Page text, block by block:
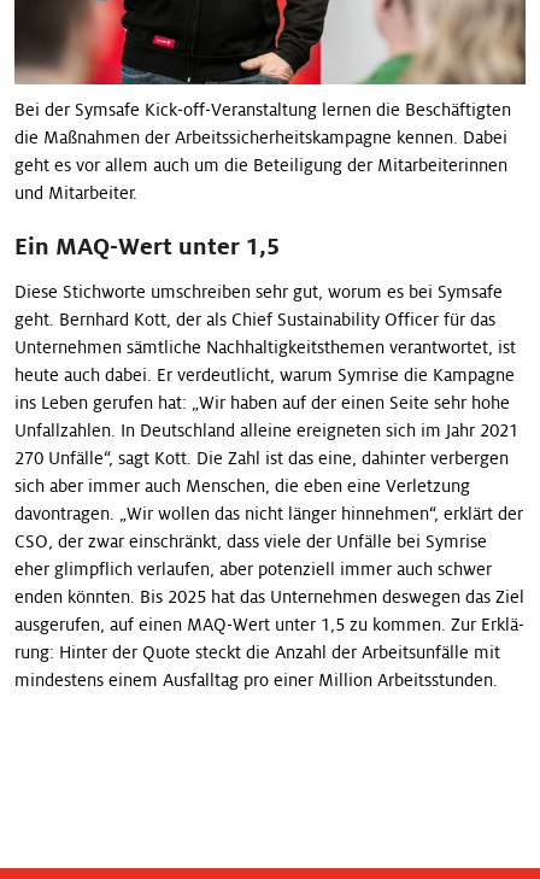
Bei der Symsafe Kick-off-Veranstaltung lernen die Beschäftigten
die Maßnahmen der Arbeitssicherheitskampagne kennen. Dabei
geht es vor allem auch um die Beteiligung der Mitarbeiterinnen
und Mitarbeiter.
Ein MAQ-Wert unter 1,5
Diese Stichworte umschreiben sehr gut, worum es bei Symsafe
geht. Bernhard Kott, der als Chief Sustainability Officer für das
Unternehmen sämtliche Nachhaltigkeitsthemen verantwortet, ist
heute auch dabei. Er verdeutlicht, warum Symrise die Kampagne
ins Leben gerufen hat: „Wir haben auf der einen Seite sehr hohe
Unfallzahlen. In Deutschland alleine ereigneten sich im Jahr 2021
270 Unfälle“, sagt Kott. Die Zahl ist das eine, dahinter verbergen
sich aber immer auch Menschen, die eben eine Verletzung
davontragen. „Wir wollen das nicht länger hinnehmen“, erklärt der
CSO, der zwar einschränkt, dass viele der Unfälle bei Symrise
eher glimpflich verlaufen, aber potenziell immer auch schwer
enden könnten. Bis 2025 hat das Unternehmen deswegen das Ziel
ausgerufen, auf einen MAQ-Wert unter 1,5 zu kommen. Zur Erklä­
rung: Hinter der Quote steckt die Anzahl der Arbeitsunfälle mit
mindestens einem Ausfalltag pro einer Million Arbeitsstunden.